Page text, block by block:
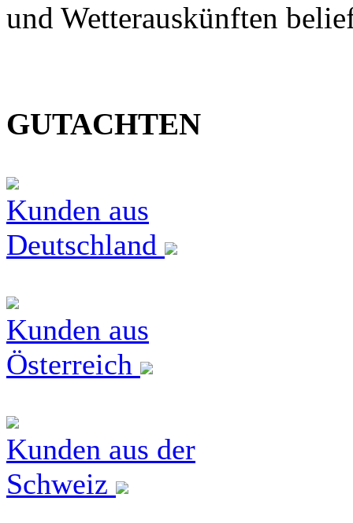
und Wetterauskünften
GUTACHTEN
Kunden aus
Deutschland
Kunden aus
Österreich
Kunden aus der
Schweiz